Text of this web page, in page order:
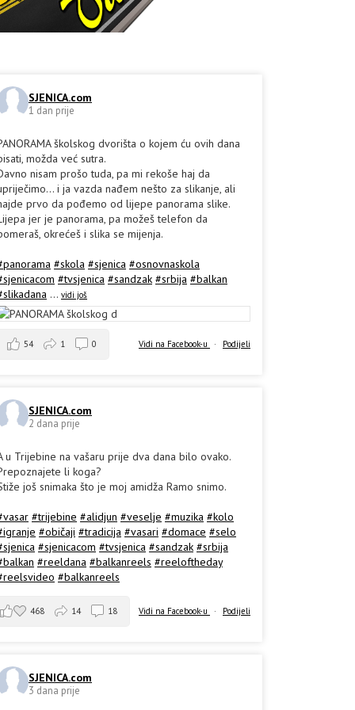
SJENICA.com
1 dan prije
školskog dvorišta o kojem ću ovih dana
možda već sutra.
nisam prošo tuda, pa mi rekoše haj da
i ja vazda nađem nešto za slikanje, ali
prvo da pođemo od lijepe panorama slike.
jer je panorama, pa možeš telefon da
okrećeš i slika se mijenja.
#skola #sjenica #osnovnaskola
#tvsjenica #sandzak #srbija #balkan
... vidi još
Vidi na Facebook-u · Podijeli
54 1 0
SJENICA.com
2 dana prije
u Trijebine na vašaru prije dva dana bilo ovako.
li koga?
još snimaka što je moj amidža Ramo snimo.
#trijebine #alidjun #veselje #muzika #kolo
#običaji #tradicija #vasari #domace #selo
#sjenicacom #tvsjenica #sandzak #srbija
#reeldana #balkanreels #reeloftheday
#balkanreels
Vidi na Facebook-u · Podijeli
468 14 18
SJENICA.com
3 dana prije